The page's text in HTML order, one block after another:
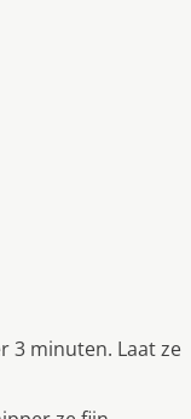
3 minuten. Laat ze